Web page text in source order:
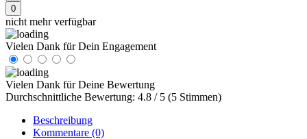
0
nicht mehr verfügbar
Vielen Dank für Dein Engagement
Vielen Dank für Deine Bewertung
Durchschnittliche Bewertung: 4.8 / 5 (5 Stimmen)
Beschreibung
Kommentare (0)